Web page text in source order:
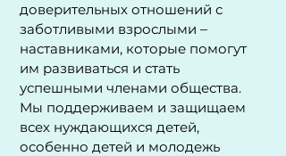
доверительных отношений с
заботливыми взрослыми –
наставниками, которые помогут
им развиваться и стать
успешными членами общества.
Мы поддерживаем и защищаем
всех нуждающихся детей,
особенно детей и молодежь